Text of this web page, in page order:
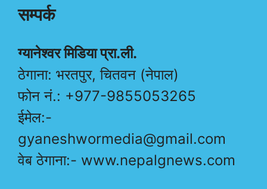
सम्पर्क
ग्यानेश्वर मिडिया प्रा.ली.
ठेगाना: भरतपुर, चितवन (नेपाल)
फोन नं.: +977-9855053265
ईमेल:-
gyaneshwormedia@gmail.com
वेब ठेगाना:- www.nepalgnews.com